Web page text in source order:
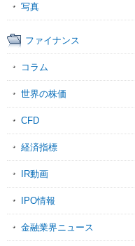
写真
ファイナンス
コラム
世界の株価
CFD
経済指標
IR動画
IPO情報
金融業界ニュース